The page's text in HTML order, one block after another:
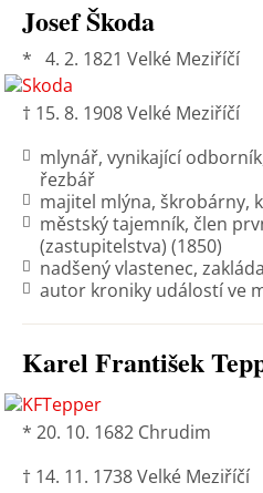
Josef Škoda
* 4. 2. 1821 Velké Meziříčí
† 15. 8. 1908 Velké Meziříčí
mlynář, vynikající
řezbář
majitel mlýna, škrobárny,
městský tajemník, člen
(zastupitelstva) (1850)
nadšený vlastenec,
autor kroniky událostí ve
Karel František
* 20. 10. 1682 Chrudim
† 14. 11. 1738 Velké Meziříčí